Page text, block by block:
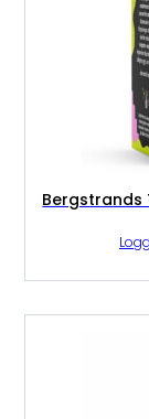
Bergstrands